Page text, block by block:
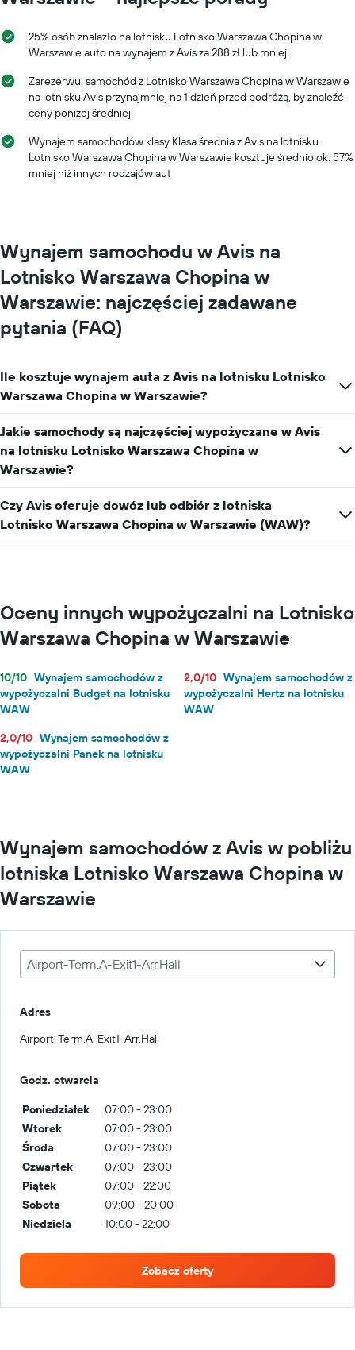
ma
oś
przedstawiającą
średnią
cenę
za
wynajem
samochodu
na
25% osób znalazło na lotnisku Lotnisko Warszawa Chopina w
Warszawie auto na wynajem z Avis za 288 zł lub mniej.
Zarezerwuj samochód z Lotnisko Warszawa Chopina w Warszawie
na lotnisku Avis przynajmniej na 1 dzień przed podróżą, by znaleźć
ceny poniżej średniej
Wynajem samochodów klasy Klasa średnia z Avis na lotnisku
Lotnisko Warszawa Chopina w Warszawie kosztuje średnio ok. 57%
mniej niż innych rodzajów aut
Wynajem samochodu w Avis na
Lotnisko Warszawa Chopina w
Warszawie: najczęściej zadawane
pytania (FAQ)
Ile kosztuje wynajem auta z Avis na lotnisku Lotnisko
Warszawa Chopina w Warszawie?
Jakie samochody są najczęściej wypożyczane w Avis
na lotnisku Lotnisko Warszawa Chopina w
Warszawie?
Czy Avis oferuje dowóz lub odbiór z lotniska
Lotnisko Warszawa Chopina w Warszawie (WAW)?
Oceny innych wypożyczalni na Lotnisko
Warszawa Chopina w Warszawie
10/10 Wynajem samochodów z
wypożyczalni Budget na lotnisku
WAW
2,0/10 Wynajem samochodów z
wypożyczalni Hertz na lotnisku
WAW
2,0/10 Wynajem samochodów z
wypożyczalni Panek na lotnisku
WAW
Wynajem samochodów z Avis w pobliżu
lotniska Lotnisko Warszawa Chopina w
Warszawie
Airport-Term.A-Exit1-Arr.Hall
Adres
Airport-Term.A-Exit1-Arr.Hall
Godz. otwarcia
Poniedziałek
07:00 - 23:00
Wtorek
07:00 - 23:00
Środa
07:00 - 23:00
Czwartek
07:00 - 23:00
Piątek
07:00 - 22:00
Sobota
09:00 - 20:00
Niedziela
10:00 - 22:00
Zobacz oferty